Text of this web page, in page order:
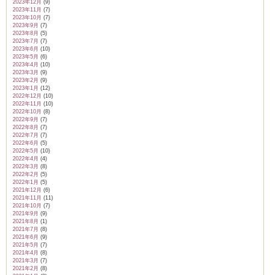
2023年12月 (9)
2023年11月 (7)
2023年10月 (7)
2023年9月 (7)
2023年8月 (5)
2023年7月 (7)
2023年6月 (10)
2023年5月 (6)
2023年4月 (10)
2023年3月 (9)
2023年2月 (9)
2023年1月 (12)
2022年12月 (10)
2022年11月 (10)
2022年10月 (8)
2022年9月 (7)
2022年8月 (7)
2022年7月 (7)
2022年6月 (5)
2022年5月 (10)
2022年4月 (4)
2022年3月 (8)
2022年2月 (5)
2022年1月 (5)
2021年12月 (6)
2021年11月 (11)
2021年10月 (7)
2021年9月 (9)
2021年8月 (1)
2021年7月 (8)
2021年6月 (9)
2021年5月 (7)
2021年4月 (8)
2021年3月 (7)
2021年2月 (8)